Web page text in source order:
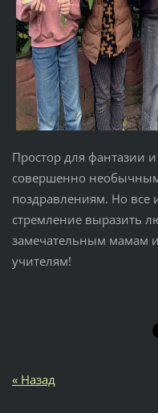
Простор для фантазии
совершенно
поздравлениям. Но все
стремление выразить
замечательным мамам
учителям!
« Назад